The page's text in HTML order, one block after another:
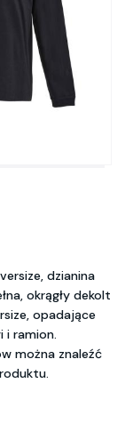
dzianina
okrągły dekolt
opadające
i ramion.
można znaleźć